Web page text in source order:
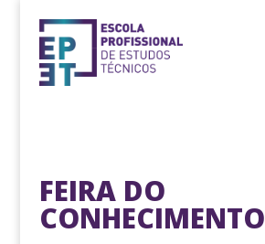
FEIRA DO
CONHECIMENTO